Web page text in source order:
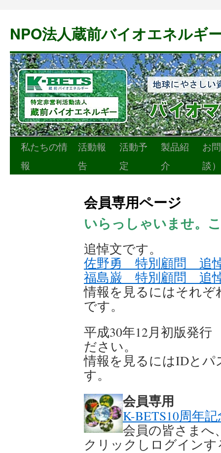
NPO法人蔵前バイオエネルギ
ン
私たちの情
報
活動報
告
活動予
定
製品紹
介
お
談）
会員専用ページ
いらっしゃいませ。
追悼文です。
佐野勇 特別顧問 追
福島巌 特別顧問 追
情報を見るにはそれ
です。
平成30年12月初版発
ださい。
情報を見るにはIDと
す。
会員専用
K-BETS10周年
会員の皆さま
クリックしログイン